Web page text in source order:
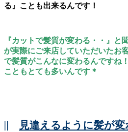
る』ことも出来るんです！
『カットで髪質が変わる・・』と
が実際にご来店していただいたお
で髪質がこんなに変わるんですね
こともとても多いんです＊
||
見違えるように髪が